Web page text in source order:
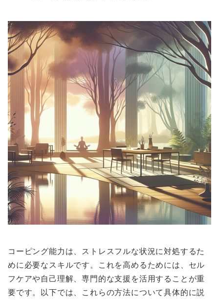
コーピング能力は、ストレスフルな状況に対処するた
めに必要なスキルです。これを高めるためには、セル
フケアや自己理解、専門的な支援を活用することが重
要です。以下では、これらの方法について具体的に説